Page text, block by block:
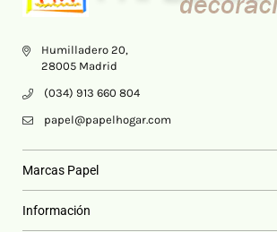
Humilladero 20,
28005 Madrid
(034) 913 660 804
papel@papelhogar.com
Marcas Papel
Información